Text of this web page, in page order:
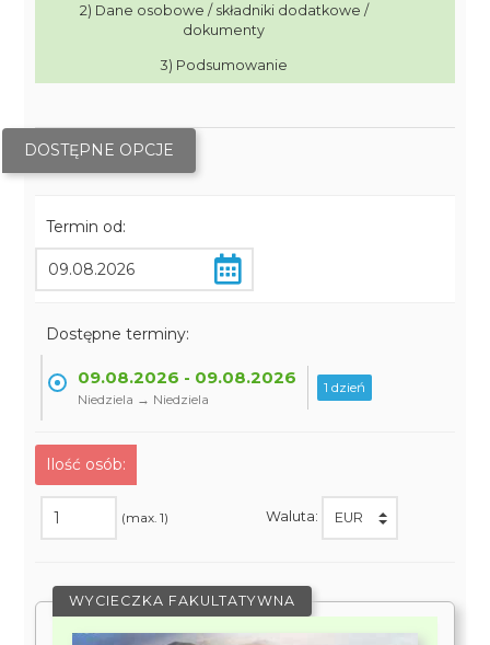
2) Dane osobowe / składniki dodatkowe /
dokumenty
3) Podsumowanie
DOSTĘPNE OPCJE
Termin od:
Dostępne terminy:
09.08.2026 - 09.08.2026
Niedziela → Niedziela
1 dzień
Ilość osób:
(max. 1) Waluta:
WYCIECZKA FAKULTATYWNA